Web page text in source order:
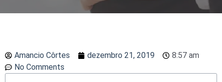
Amancio Côrtes dezembro 21, 2019
8:57 am
No Comments